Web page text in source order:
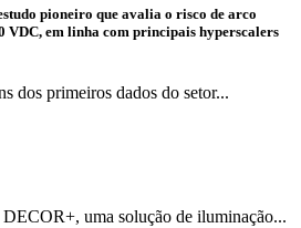
pioneiro que avalia o risco de arco
VDC, em linha com principais hyperscalers
dos primeiros dados do setor...
uma solução de iluminação...